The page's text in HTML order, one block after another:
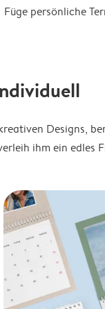
Füge persönliche
Designs,
ihm ein edles